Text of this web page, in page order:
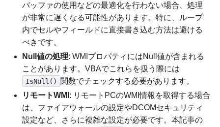
バッファの使用などの最適化を行わない場合、処理
が非常に遅くなる可能性があります。特に、ループ
内でセルやフィールドに直接書き込む方法は避ける
べきです。
Null値の処理: WMIプロパティにはNull値が含まれる
ことがあります。VBAでこれらを扱う際には
IsNull()
関数でチェックする必要があります。
リモートWMI : リモートPCのWMI情報を取得する場合
は、ファイアウォールの設定やDCOMセキュリティ
設定など、さらに複雑な設定が必要です。本記事の